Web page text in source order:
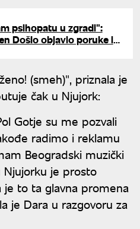
psihopatu u zgradi":
Došlo objavio poruke i
(smeh)", priznala je
čak u Njujork:
Gotje su me pozvali
radimo i reklamu
Beogradski muzički
Njujorku je prosto
je to ta glavna promena
je Dara u razgovoru za